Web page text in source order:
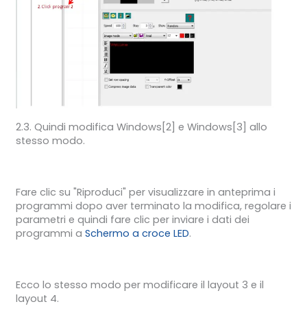
2.3. Quindi modifica Windows[2] e Windows[3] allo
stesso modo.
Fare clic su "Riproduci" per visualizzare in anteprima i
programmi dopo aver terminato la modifica, regolare i
parametri e quindi fare clic per inviare i dati dei
programmi a Schermo a croce LED.
Ecco lo stesso modo per modificare il layout 3 e il
layout 4.